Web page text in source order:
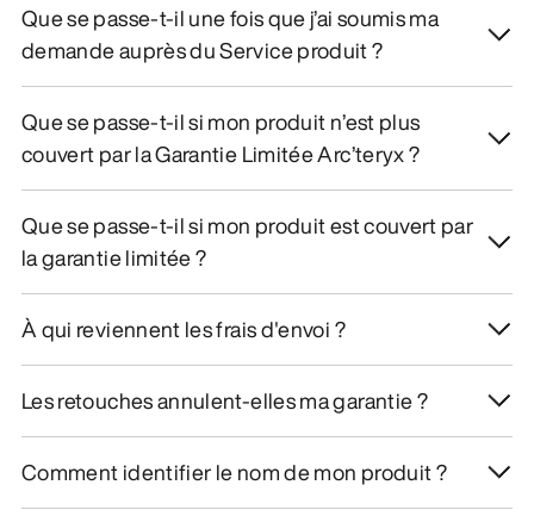
Que se passe-t-il une fois que j’ai soumis ma
demande auprès du Service produit ?
Que se passe-t-il si mon produit n’est plus
couvert par la Garantie Limitée Arc’teryx ?
Que se passe-t-il si mon produit est couvert par
la garantie limitée ?
À qui reviennent les frais d'envoi ?
Les retouches annulent-elles ma garantie ?
Comment identifier le nom de mon produit ?